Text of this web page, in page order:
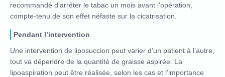
recommandé d’arrêter le tabac un mois avant l’opération,
compte-tenu de son effet néfaste sur la cicatrisation.
Pendant l’intervention
Une intervention de liposuccion peut varier d’un patient à l’autre,
tout va dépendre de la quantité de graisse aspirée. La
lipoaspiration peut être réalisée, selon les cas et l’importance